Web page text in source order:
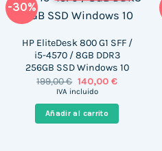
-30%
HP EliteDesk 800 G1 SFF /
i5-4570 / 8GB DDR3
256GB SSD Windows 10
199,00€ El
precio
era:
199,00 €.
140,00 €El
es:
140,00 €.
IVA incluido
Añadir al carrito